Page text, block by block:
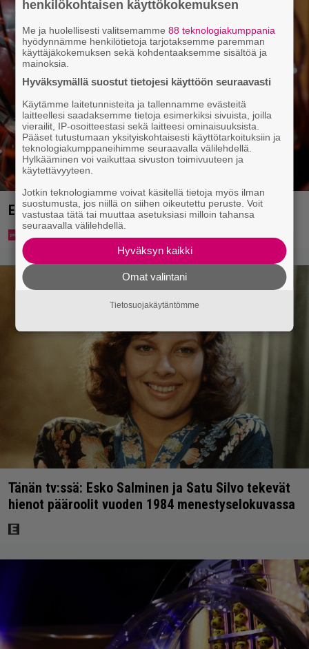
Eurojackpotista 80 000 euroa Suomeen – tänne
Tänän tv:ssä: Esko Salminen ja Satu Silvo tekevät
hienot pääroolit vuoden 1984 menestyselokuvassa
henkilökohtaisen käyttökokemuksen
Me ja huolellisesti valitsemamme88 teknologiakumppania
hyödynnämme henkilötietoja tarjotaksemme paremman
käyttäjäkokemuksen sekä kohdentaaksemme sisältöä ja
mainoksia.
Hyväksymällä suostut tietojesi käyttöön seuraavasti
Käytämme laitetunnisteita ja tallennamme evästeitä
laitteellesi saadaksemme tietoja esimerkiksi sivuista, joilla
vierailit, IP-osoitteestasi sekä laitteesi ominaisuuksista.
Pääset tutustumaan yksityiskohtaisesti käyttötarkoituksiin ja
teknologiakumppaneihimme seuraavalla välilehdellä.
Hylkääminen voi vaikuttaa sivuston toimivuuteen ja
käytettävyyteen.
Jotkin teknologiamme voivat käsitellä tietoja myös ilman
suostumusta, jos niillä on siihen oikeutettu peruste. Voit
vastustaa tätä tai muuttaa asetuksiasi milloin tahansa
seuraavalla välilehdellä.
Hyväksyn kaikki
Omat valintani
Tietosuojakäytäntömme